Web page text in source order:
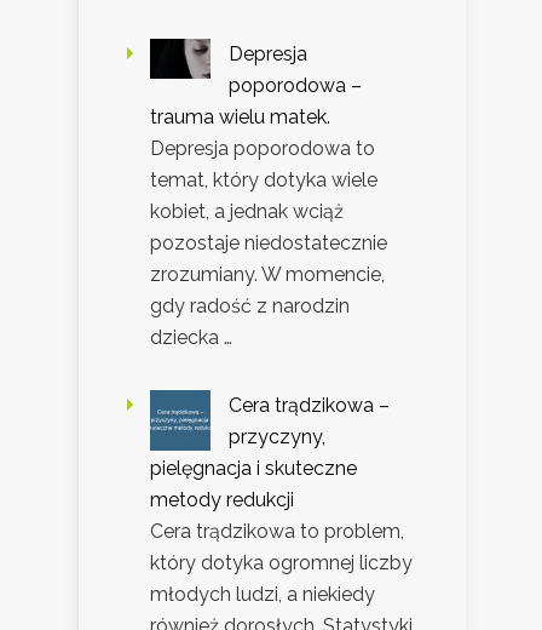
Depresja
poporodowa –
trauma wielu matek.
Depresja poporodowa to
temat, który dotyka wiele
kobiet, a jednak wciąż
pozostaje niedostatecznie
zrozumiany. W momencie,
gdy radość z narodzin
dziecka …
Cera trądzikowa –
przyczyny,
pielęgnacja i skuteczne
metody redukcji
Cera trądzikowa to problem,
który dotyka ogromnej liczby
młodych ludzi, a niekiedy